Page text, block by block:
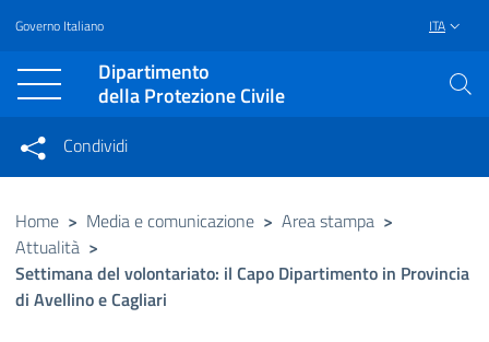
Vai al contenuto principale
Raggiungi il piè di pagina
Governo Italiano ITA
Dipartimento
della Protezione Civile
Condividi su Facebook
Condividi su Twitter
Condividi
Condividi sui social network
Home > Media e comunicazione > Area stampa >
Attualità >
Settimana del volontariato: il Capo Dipartimento in Provincia
di Avellino e Cagliari